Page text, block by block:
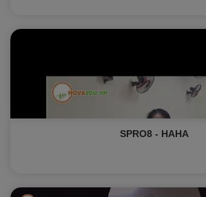
SPRO8 - HAHA